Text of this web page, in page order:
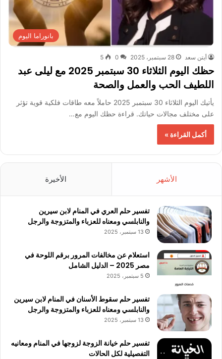
بانوراما اليوم
أيتن سعد 28 سبتمبر، 2025 0
5
حظك اليوم الثلاثاء 30 سبتمبر 2025 مع ليلى عبد
اللطيف الحب والعمل والصحة
يأتيك اليوم الثلاثاء 30 سبتمبر 2025 حاملاً معه طاقات فلكية قوية تؤثر
على مختلف مجالات حياتك. قراءة حظك اليوم مع…
أكمل القراءة »
الأشهر الأخيرة
تفسير حلم العري في المنام لابن سيرين
والنابلسي ومعناه للعزباء والمتزوجة والرجل
13 سبتمبر، 2025
استعلام عن مخالفات المرور برقم اللوحة في
مصر 2025 – الدليل الشامل
5 سبتمبر، 2025
تفسير حلم سقوط الأسنان في المنام لابن سيرين
والنابلسي ومعناه للعزباء والمتزوجة والرجل
13 سبتمبر، 2025
تفسير حلم خيانة الزوجة لزوجها في المنام ومعانيه
التفصيلية لكل الحالات